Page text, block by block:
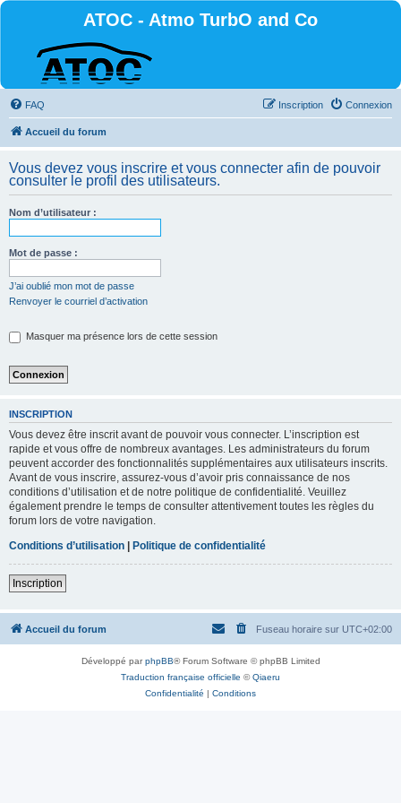
ATOC - Atmo TurbO and Co
FAQ Connexion
Inscription
Accueil du forum
Vous devez vous inscrire et vous connecter afin de pouvoir
consulter le profil des utilisateurs.
Nom d’utilisateur :
Mot de passe :
J’ai oublié mon mot de passe
Renvoyer le courriel d’activation
Masquer ma présence lors de cette session
INSCRIPTION
Vous devez être inscrit avant de pouvoir vous connecter. L’inscription est
rapide et vous offre de nombreux avantages. Les administrateurs du forum
peuvent accorder des fonctionnalités supplémentaires aux utilisateurs inscrits.
Avant de vous inscrire, assurez-vous d’avoir pris connaissance de nos
conditions d’utilisation et de notre politique de confidentialité. Veuillez
également prendre le temps de consulter attentivement toutes les règles du
forum lors de votre navigation.
Conditions d’utilisation
Politique de confidentialité
Inscription
Accueil du forum Fuseau horaire sur UTC+02:00
Développé parphpBB® Forum Software © phpBB Limited
Traduction française officielle ©Qiaeru
Confidentialité | Conditions